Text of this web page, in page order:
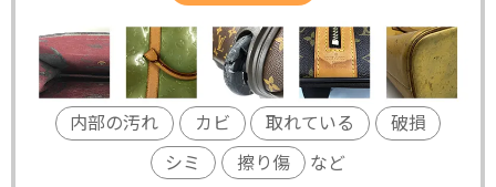
内部の汚れ カビ 取れている
破損
シミ
擦り傷 など